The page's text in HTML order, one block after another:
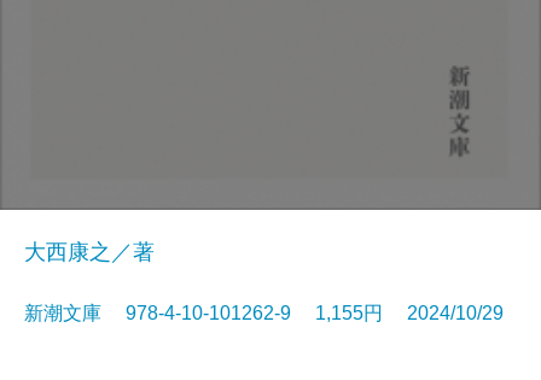
大西康之／著
新潮文庫 978-4-10-101262-9 1,155円 2024/10/29